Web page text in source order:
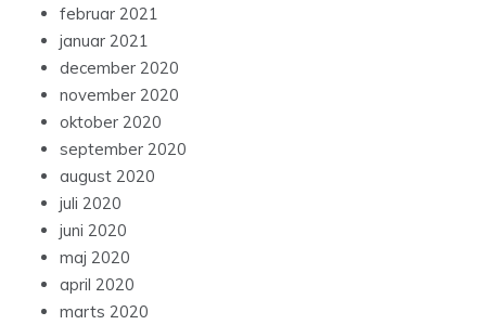
februar 2021
januar 2021
december 2020
november 2020
oktober 2020
september 2020
august 2020
juli 2020
juni 2020
maj 2020
april 2020
marts 2020